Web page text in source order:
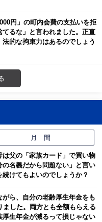
円」の町内会費の支払いを拒
てるな」と言われました。正直
的な拘束力はあるのでしょう
月 間
は父の「家族カード」で買い物
の名義だから問題ない」と言い
けてもよいのでしょうか？
ら、自分の老齢厚生年金をも
ました。両方とも全額もらえる
厚生年金が減るって損じゃない